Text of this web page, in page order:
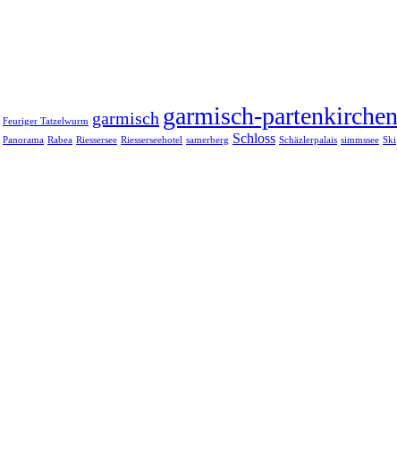
Feuriger Tatzelwurm garmisch garmisch-partenkirchen
Panorama Rabea Riessersee Riesserseehotel samerberg Schloss Schäzlerpalais simmssee Ski